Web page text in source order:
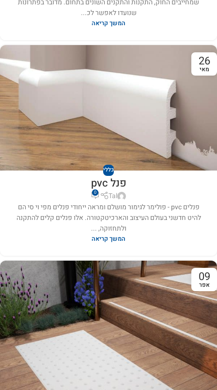
שמחייבים החוק, התקנות והתקנים השונים בתחום. מדובר בפתרונות
שנועדו לאפשר לכ...
המשך קריאה
26
מאי
כללי
פנל pvc
Tal
0
פנלים pvc - פולימר לגימור מושלם ומראה ייחודי פנלים מפי וי סי הם
להיט חדשני בעולם העיצוב והארכיטקטורה. אלו פנלים קלים להתקנה
ולתחזוקה, ...
המשך קריאה
09
אפר